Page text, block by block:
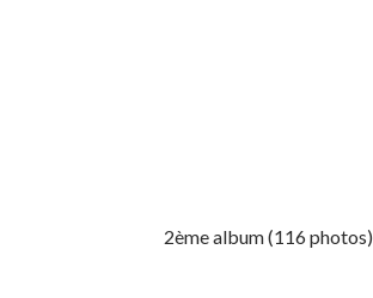
2ème album (116 photos)